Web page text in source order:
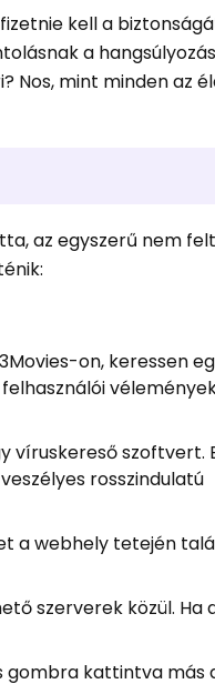
kell a
a
Nos, mint minden az
az egyszerű nem
on, keressen
víruskereső szoftvert.
rosszindulatú
a webhely tetején
szerverek közül. Ha
gombra kattintva más